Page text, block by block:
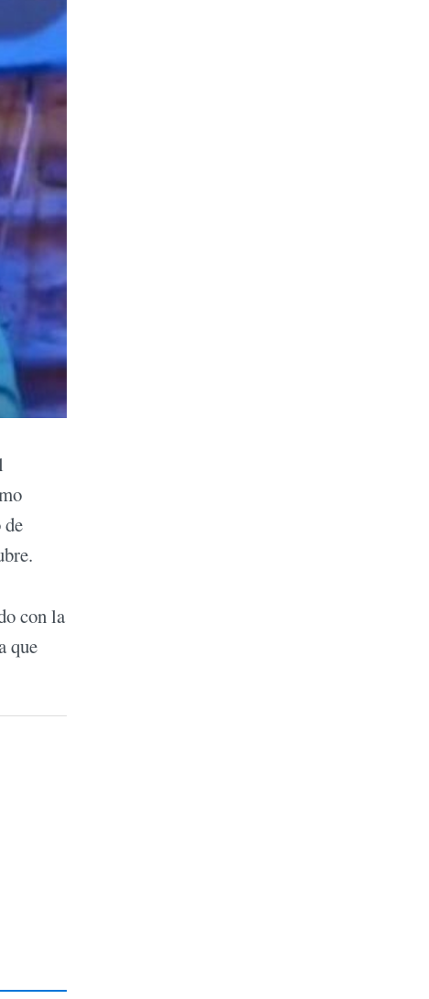
con la
que